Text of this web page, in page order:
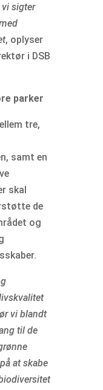
vi sigter
, oplyser
i DSB
parker
tre,
samt en
skal
de
og
vi blandt
til de
at skabe